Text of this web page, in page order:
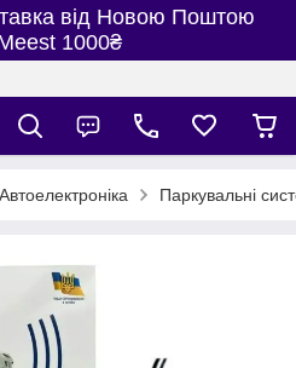
від Новою Поштою
1000₴
Автоелектроніка Паркувальні